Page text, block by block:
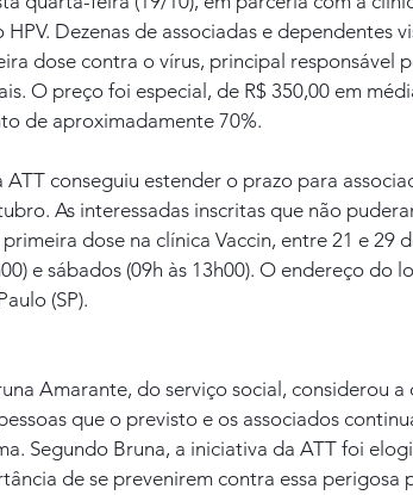
Dezenas de associadas e dependentes
dose contra o vírus, principal responsável
O preço foi especial, de R$ 350,00 em
de aproximadamente 70%.
ATT conseguiu estender o prazo para
As interessadas inscritas que não
dose na clínica Vaccin, entre 21 e 29
e sábados (09h às 13h00). O endereço do
(SP).
Amarante, do serviço social, considerou a
que o previsto e os associados
Segundo Bruna, a iniciativa da ATT foi
de se prevenirem contra essa perigosa